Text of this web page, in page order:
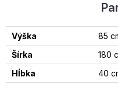
Výška
85
Šírka
180
Hĺbka
40